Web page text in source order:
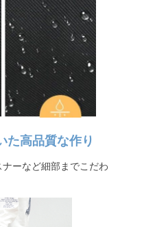
た高品質な作り
ーなど細部までこだわ